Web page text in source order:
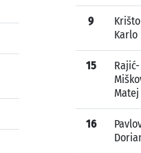
9
Krišto
Karlo
15
Rajić-
Matej
16